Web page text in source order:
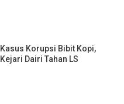
Kasus Korupsi Bibit Kopi,
Kejari Dairi Tahan LS